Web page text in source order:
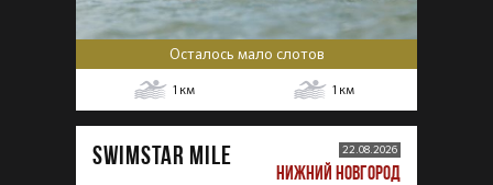
Осталось мало слотов
1 км 1 км
SWIMSTAR MILE 22.08.2026
НИЖНИЙ НОВГОРОД